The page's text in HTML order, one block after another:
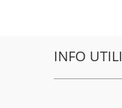
INFO UTILI